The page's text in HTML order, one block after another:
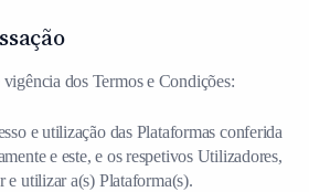
vigência dos Termos e Condições:
e utilização das Plataformas conferida
e este, e os respetivos Utilizadores,
e utilizar a(s) Plataforma(s).